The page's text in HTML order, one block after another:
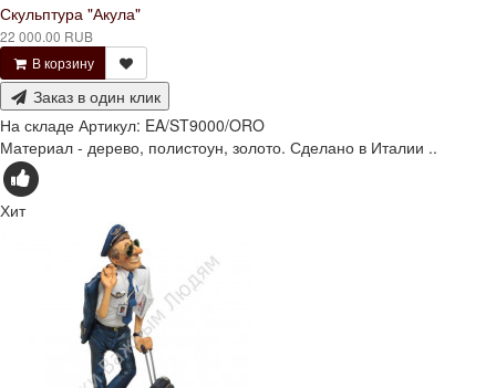
Скульптура "Акула"
22 000.00 RUB
В корзину
Заказ в один клик
На складе Артикул: EA/ST9000/ORO
Материал - дерево, полистоун, золото. Сделано в Италии ..
Хит